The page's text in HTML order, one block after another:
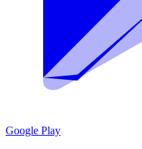
Google Play